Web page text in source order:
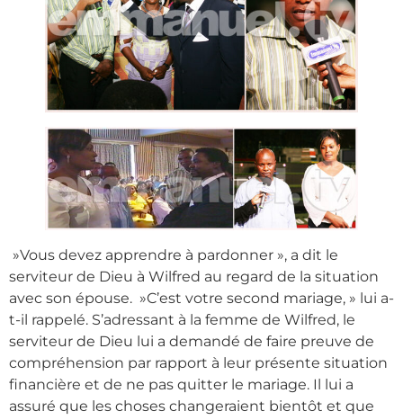
»Vous devez apprendre à pardonner », a dit le
serviteur de Dieu à Wilfred au regard de la situation
avec son épouse. »C’est votre second mariage, » lui a-
t-il rappelé. S’adressant à la femme de Wilfred, le
serviteur de Dieu lui a demandé de faire preuve de
compréhension par rapport à leur présente situation
financière et de ne pas quitter le mariage. Il lui a
assuré que les choses changeraient bientôt et que